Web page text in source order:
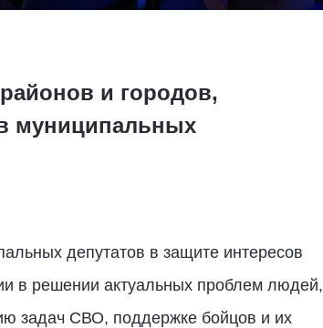
и городов,
муниципальных
депутатов в защите интересов
в решении актуальных проблем людей,
задач СВО, поддержке бойцов и их